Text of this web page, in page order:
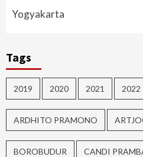
Yogyakarta
Tags
2019 2020 2021 2022
ARDHITO PRAMONO
BOROBUDUR CANDI